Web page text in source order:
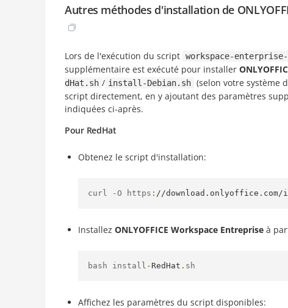
Autres méthodes d'installation de
Lors de l'exécution du script workspace-
supplémentaire est exécuté pour installer
dHat.sh / install-Debian.sh (selon votre système
script directement, en y ajoutant des paramètres
indiquées ci-après.
Pour RedHat
Obtenez le script d'installation:
curl -O https : //
Installez ONLYOFFICE Workspace Entreprise à
bash install - RedHat . sh
Affichez les paramètres du script disponibles: